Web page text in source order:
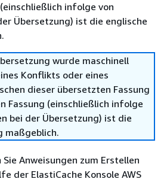
infolge von
Übersetzung) ist die englische
wurde maschinell
Konflikts oder eines
dieser übersetzten Fassung
Fassung (einschließlich infolge
bei der Übersetzung) ist die
maßgeblich.
Anweisungen zum Erstellen
der ElastiCache Konsole AWS